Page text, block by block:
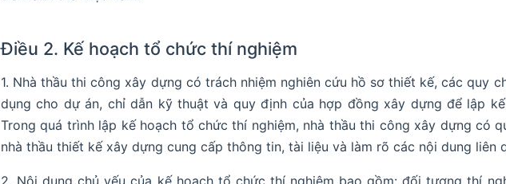
Điều 2. Kế hoạch tổ chức thí nghiệm
1. Nhà thầu thi công xây dựng có trách nhiệm nghiên cứu hồ sơ thiết kế, các quy
dụng cho dự án, chỉ dẫn kỹ thuật và quy định của hợp đồng xây dựng để lập
Trong quá trình lập kế hoạch tổ chức thí nghiệm, nhà thầu thi công xây dựng có
nhà thầu thiết kế xây dựng cung cấp thông tin, tài liệu và làm rõ các nội dung liên
2. Nội dung chủ yếu của kế hoạch tổ chức thí nghiệm bao gồm: đối tượng thí